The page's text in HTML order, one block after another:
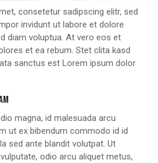
consetetur sadipscing elitr, sed
invidunt ut labore et dolore
diam voluptua. At vero eos et
et ea rebum. Stet clita kasd
sanctus est Lorem ipsum dolor
magna, id malesuada arcu
ut ex bibendum commodo id id
sed ante blandit volutpat. Ut
odio arcu aliquet metus,